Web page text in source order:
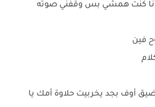
كنت همشي بس وقفني صوته
فين
أوف بجد يخربيت حلاوة أمك يا